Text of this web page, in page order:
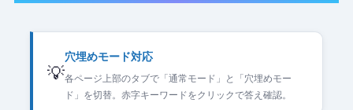
💡
穴埋めモード対応
各ページ上部のタブで「通常モード」と「穴埋めモー
ド」を切替。赤字キーワードをクリックで答え確認。